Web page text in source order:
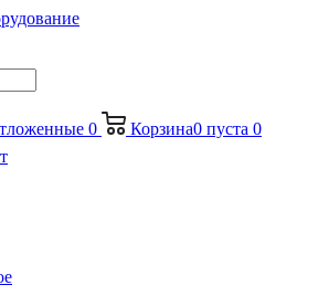
0 Корзина0 пуста 0